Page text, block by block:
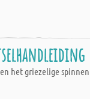
het griezelige